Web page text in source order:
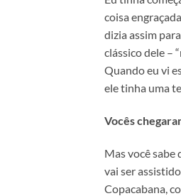
coisa
dizia assim
clássico dele –
Quando eu vi
ele tinha uma
Vocês
Mas você sabe
vai ser
Copacabana,